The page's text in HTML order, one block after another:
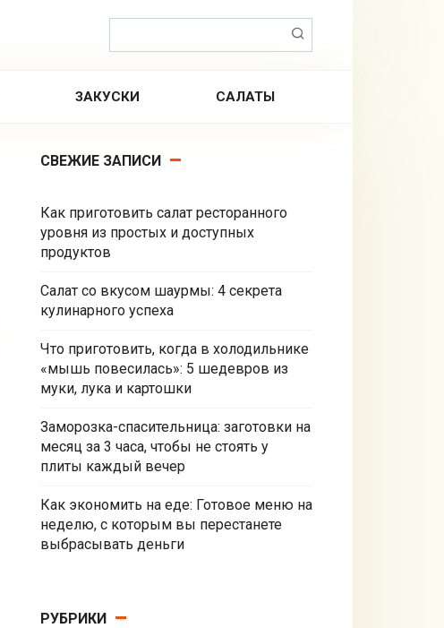
ЗАКУСКИ САЛАТЫ
СВЕЖИЕ ЗАПИСИ
Как приготовить салат ресторанного
уровня из простых и доступных
продуктов
Салат со вкусом шаурмы: 4 секрета
кулинарного успеха
Что приготовить, когда в холодильнике
«мышь повесилась»: 5 шедевров из
муки, лука и картошки
Заморозка-спасительница: заготовки на
месяц за 3 часа, чтобы не стоять у
плиты каждый вечер
Как экономить на еде: Готовое меню на
неделю, с которым вы перестанете
выбрасывать деньги
РУБРИКИ